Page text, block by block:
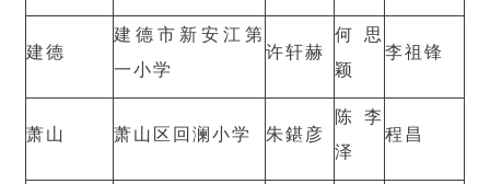
建德
建德市新安江第
一小学
许轩赫
何思
颖
李祖锋
萧山 萧山区回澜小学 朱鍖彦
陈李
泽
程昌